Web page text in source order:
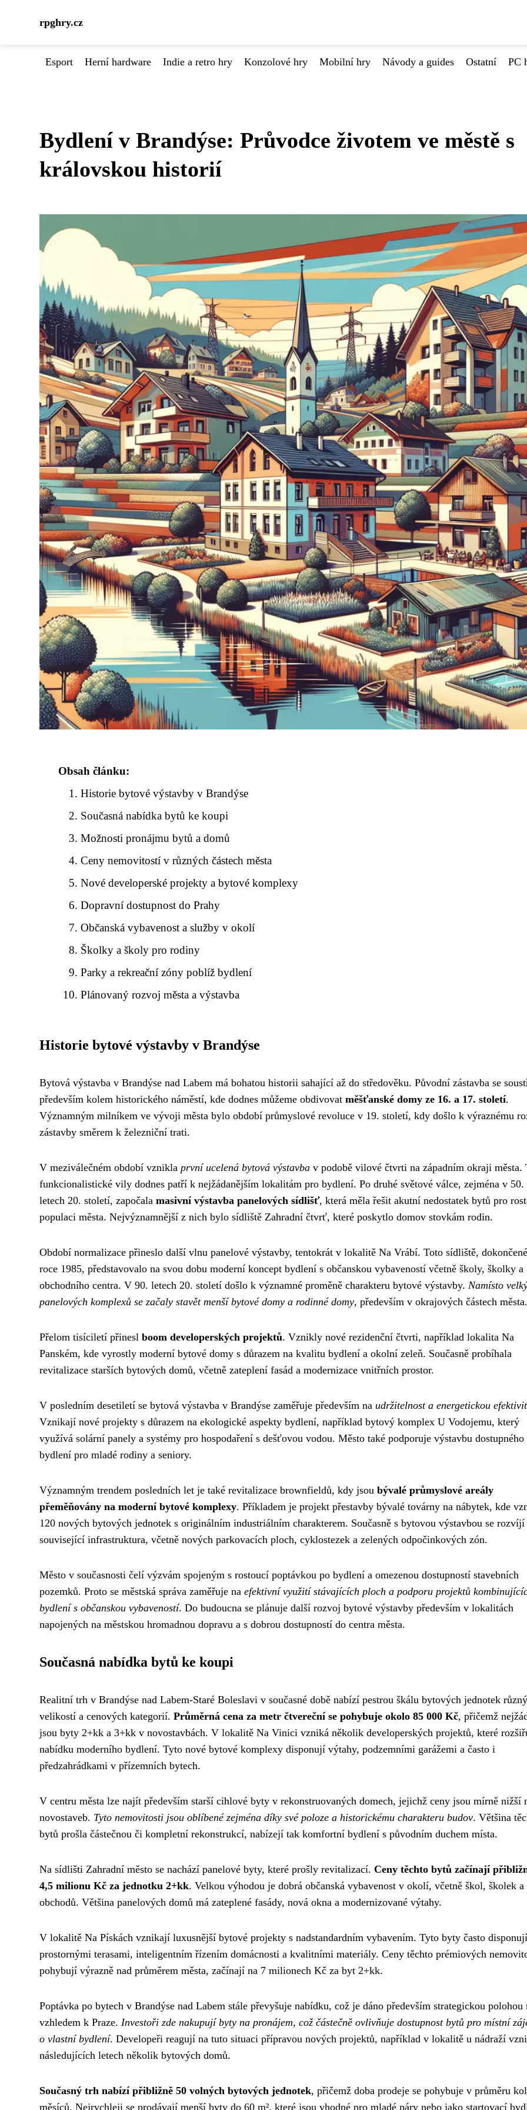
rpghry.cz
Esport Herní hardware Indie a retro hry Konzolové hry Mobilní hry Návody a guides Ostatní PC
Bydlení v Brandýse: Průvodce životem ve městě s
královskou historií
Obsah článku:
Historie bytové výstavby v Brandýse
Současná nabídka bytů ke koupi
Možnosti pronájmu bytů a domů
Ceny nemovitostí v různých částech města
Nové developerské projekty a bytové komplexy
Dopravní dostupnost do Prahy
Občanská vybavenost a služby v okolí
Školky a školy pro rodiny
Parky a rekreační zóny poblíž bydlení
Plánovaný rozvoj města a výstavba
Historie bytové výstavby v Brandýse
Bytová výstavba v Brandýse nad Labem má bohatou historii sahající až do středověku. Původní zástavba se
především kolem historického náměstí, kde dodnes můžeme obdivovat měšťanské domy ze 16. a 17. století.
Významným milníkem ve vývoji města bylo období průmyslové revoluce v 19. století, kdy došlo k výraznému
zástavby směrem k železniční trati.
V meziválečném období vznikla první ucelená bytová výstavba v podobě vilové čtvrti na západním okraji města.
funkcionalistické vily dodnes patří k nejžádanějším lokalitám pro bydlení. Po druhé světové válce, zejména v 50.
letech 20. století, započala masivní výstavba panelových sídlišť, která měla řešit akutní nedostatek bytů pro
populaci města. Nejvýznamnější z nich bylo sídliště Zahradní čtvrť, které poskytlo domov stovkám rodin.
Období normalizace přineslo další vlnu panelové výstavby, tentokrát v lokalitě Na Vrábí. Toto sídliště,
roce 1985, představovalo na svou dobu moderní koncept bydlení s občanskou vybaveností včetně školy, školky a
obchodního centra. V 90. letech 20. století došlo k významné proměně charakteru bytové výstavby. Namísto
panelových komplexů se začaly stavět menší bytové domy a rodinné domy, především v okrajových částech města.
Přelom tisíciletí přinesl boom developerských projektů. Vznikly nové rezidenční čtvrti, například lokalita Na
Panském, kde vyrostly moderní bytové domy s důrazem na kvalitu bydlení a okolní zeleň. Současně probíhala
revitalizace starších bytových domů, včetně zateplení fasád a modernizace vnitřních prostor.
V posledním desetiletí se bytová výstavba v Brandýse zaměřuje především na udržitelnost a energetickou
Vznikají nové projekty s důrazem na ekologické aspekty bydlení, například bytový komplex U Vodojemu, který
využívá solární panely a systémy pro hospodaření s dešťovou vodou. Město také podporuje výstavbu dostupného
bydlení pro mladé rodiny a seniory.
Významným trendem posledních let je také revitalizace brownfieldů, kdy jsou bývalé průmyslové areály
přeměňovány na moderní bytové komplexy. Příkladem je projekt přestavby bývalé továrny na nábytek, kde
120 nových bytových jednotek s originálním industriálním charakterem. Současně s bytovou výstavbou se
související infrastruktura, včetně nových parkovacích ploch, cyklostezek a zelených odpočinkových zón.
Město v současnosti čelí výzvám spojeným s rostoucí poptávkou po bydlení a omezenou dostupností stavebních
pozemků. Proto se městská správa zaměřuje na efektivní využití stávajících ploch a podporu projektů
bydlení s občanskou vybaveností. Do budoucna se plánuje další rozvoj bytové výstavby především v lokalitách
napojených na městskou hromadnou dopravu a s dobrou dostupností do centra města.
Současná nabídka bytů ke koupi
Realitní trh v Brandýse nad Labem-Staré Boleslavi v současné době nabízí pestrou škálu bytových jednotek
velikostí a cenových kategorií. Průměrná cena za metr čtvereční se pohybuje okolo 85 000 Kč, přičemž
jsou byty 2+kk a 3+kk v novostavbách. V lokalitě Na Vinici vzniká několik developerských projektů, které
nabídku moderního bydlení. Tyto nové bytové komplexy disponují výtahy, podzemními garážemi a často i
předzahrádkami v přízemních bytech.
V centru města lze najít především starší cihlové byty v rekonstruovaných domech, jejichž ceny jsou mírně nižší
novostaveb. Tyto nemovitosti jsou oblíbené zejména díky své poloze a historickému charakteru budov. Většina
bytů prošla částečnou či kompletní rekonstrukcí, nabízejí tak komfortní bydlení s původním duchem místa.
Na sídlišti Zahradní město se nachází panelové byty, které prošly revitalizací. Ceny těchto bytů začínají
4,5 milionu Kč za jednotku 2+kk. Velkou výhodou je dobrá občanská vybavenost v okolí, včetně škol, školek a
obchodů. Většina panelových domů má zateplené fasády, nová okna a modernizované výtahy.
V lokalitě Na Pískách vznikají luxusnější bytové projekty s nadstandardním vybavením. Tyto byty často disponují
prostornými terasami, inteligentním řízením domácnosti a kvalitními materiály. Ceny těchto prémiových
pohybují výrazně nad průměrem města, začínají na 7 milionech Kč za byt 2+kk.
Poptávka po bytech v Brandýse nad Labem stále převyšuje nabídku, což je dáno především strategickou polohou
vzhledem k Praze. Investoři zde nakupují byty na pronájem, což částečně ovlivňuje dostupnost bytů pro místní
o vlastní bydlení. Developeři reagují na tuto situaci přípravou nových projektů, například v lokalitě u nádraží
následujících letech několik bytových domů.
Současný trh nabízí přibližně 50 volných bytových jednotek, přičemž doba prodeje se pohybuje v průměru
měsíců. Nejrychleji se prodávají menší byty do 60 m², které jsou vhodné pro mladé páry nebo jako startovací